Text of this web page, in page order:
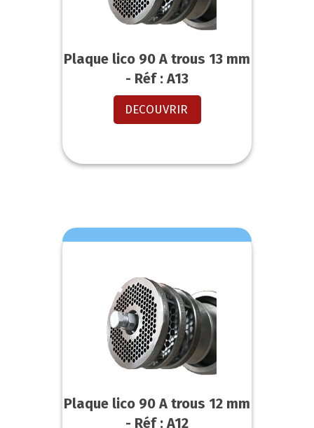
Plaque lico 90 A trous 13 mm
- Réf : A13
DECOUVRIR
Plaque lico 90 A trous 12 mm
- Réf : A12